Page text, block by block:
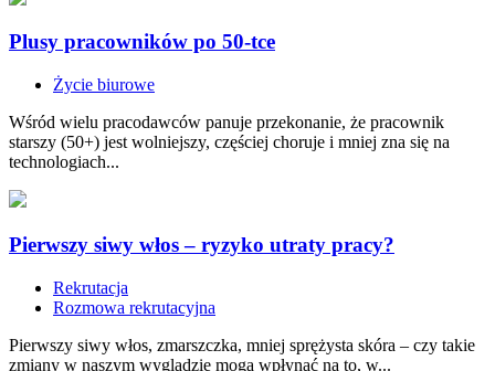
Plusy pracowników po 50-tce
Życie biurowe
Wśród wielu pracodawców panuje przekonanie, że pracownik
starszy (50+) jest wolniejszy, częściej choruje i mniej zna się na
technologiach...
Pierwszy siwy włos – ryzyko utraty pracy?
Rekrutacja
Rozmowa rekrutacyjna
Pierwszy siwy włos, zmarszczka, mniej sprężysta skóra – czy takie
zmiany w naszym wyglądzie mogą wpłynąć na to, w...